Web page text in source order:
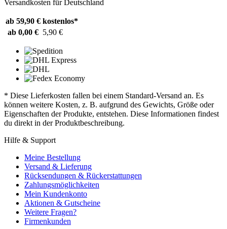
Versandkosten für Deutschland
ab 59,90 € kostenlos*
ab 0,00 € 5,90 €
* Diese Lieferkosten fallen bei einem Standard-Versand an. Es
können weitere Kosten, z. B. aufgrund des Gewichts, Größe oder
Eigenschaften der Produkte, entstehen. Diese Informationen findest
du direkt in der Produktbeschreibung.
Hilfe & Support
Meine Bestellung
Versand & Lieferung
Rücksendungen & Rückerstattungen
Zahlungsmöglichkeiten
Mein Kundenkonto
Aktionen & Gutscheine
Weitere Fragen?
Firmenkunden